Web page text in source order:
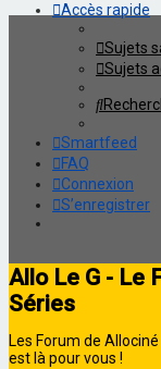
Accès rapide
Sujets
Sujets
Smartfeed
FAQ
Connexion
S’enregistrer
Allo Le G - Le
Séries
Les Forum de
est là pour vous !